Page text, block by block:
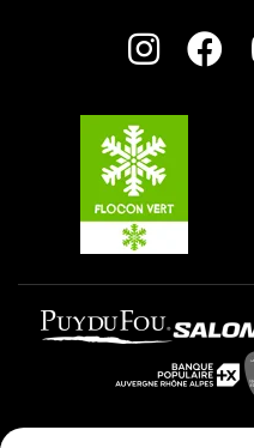
Charta der Engagierten Akteure
Plagne Villages
Plagne Aime 2000